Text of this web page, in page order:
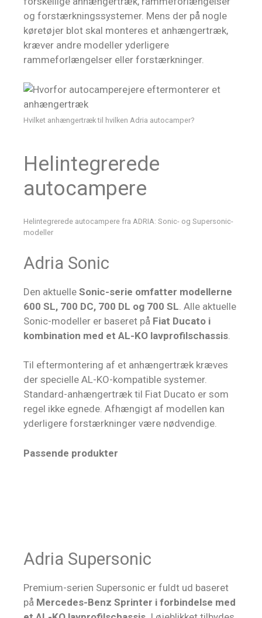
og forstærkningssystemer. Mens der på nogle
køretøjer blot skal monteres et anhængertræk,
kræver andre modeller yderligere
rammeforlængelser eller forstærkninger.
Hvilket anhængertræk til hvilken Adria autocamper?
Helintegrerede
autocampere
Helintegrerede autocampere fra ADRIA: Sonic- og Supersonic-
modeller
Adria Sonic
Den aktuelle Sonic-serie omfatter modellerne
600 SL, 700 DC, 700 DL og 700 SL . Alle aktuelle
Sonic-modeller er baseret på Fiat Ducato i
kombination med et AL-KO lavprofilschassis
Til eftermontering af et anhængertræk kræves
der specielle AL-KO-kompatible systemer.
Standard-anhængertræk til Fiat Ducato er som
regel ikke egnede. Afhængigt af modellen kan
yderligere forstærkninger være nødvendige.
Passende produkter
Adria Supersonic
Premium-serien Supersonic er fuldt ud baseret
på Mercedes-Benz Sprinter i forbindelse med